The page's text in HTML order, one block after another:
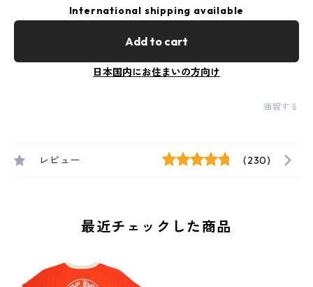
International shipping available
Add to cart
日本国内にお住まいの方向け
通報する
レビュー (230)
最近チェックした商品